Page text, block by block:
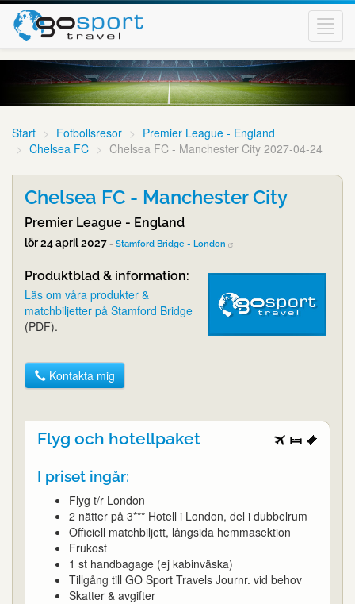
Start Fotbollsresor
Premier League - England
Chelsea FC
Chelsea FC - Manchester City 2027-04-24
Chelsea FC - Manchester City
Premier League - England
lör 24 april 2027 - Stamford Bridge - London
Produktblad & information:
Läs om våra produkter &
matchbiljetter på Stamford Bridge
(PDF).
Kontakta mig
Flyg och hotellpaket
I priset ingår:
Flyg t/r London
2 nätter på 3*** Hotell i London, del i dubbelrum
Officiell matchbiljett, långsida hemmasektion
Frukost
1 st handbagage (ej kabinväska)
Tillgång till GO Sport Travels Journr. vid behov
Skatter & avgifter